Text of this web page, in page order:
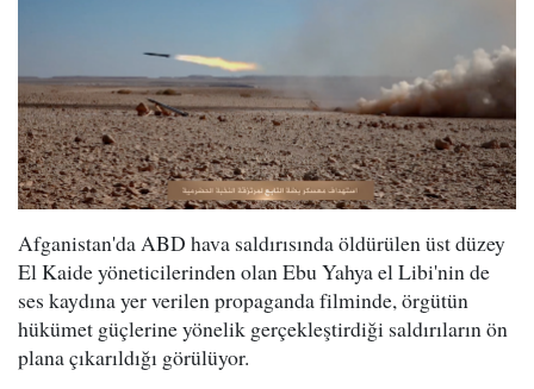
Afganistan'da ABD hava saldırısında öldürülen üst düzey
El Kaide yöneticilerinden olan Ebu Yahya el Libi'nin de
ses kaydına yer verilen propaganda filminde, örgütün
hükümet güçlerine yönelik gerçekleştirdiği saldırıların ön
plana çıkarıldığı görülüyor.